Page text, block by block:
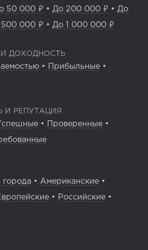
50 000 ₽ • До 200 000 ₽ • До
000 ₽ • До 1 000 000 ₽
ДОХОДНОСТЬ
• Прибыльные •
И РЕПУТАЦИЯ
• Проверенные •
города • Американские •
• Российские •